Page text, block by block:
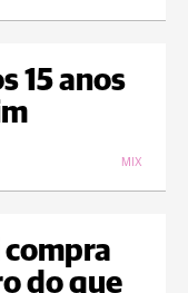
15 anos
MIX
do que